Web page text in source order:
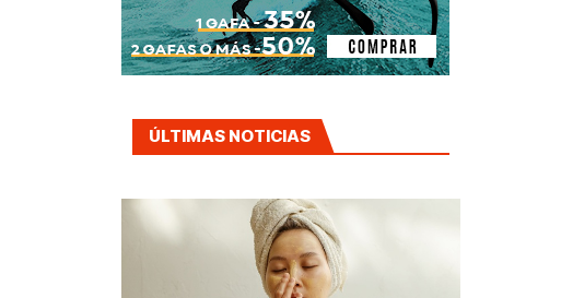
ÚLTIMAS NOTICIAS